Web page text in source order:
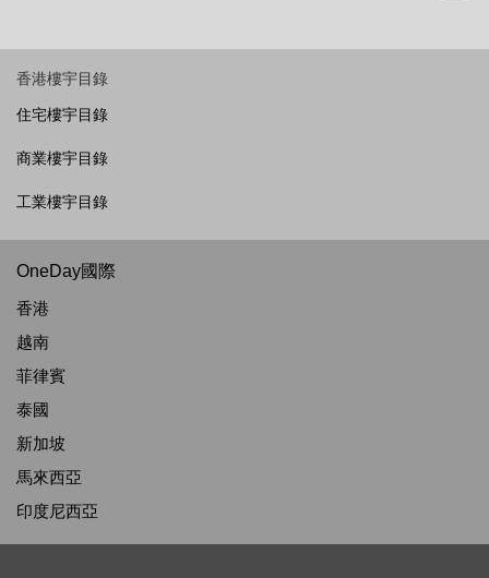
香港樓宇目錄
住宅樓宇目錄
商業樓宇目錄
工業樓宇目錄
OneDay國際
香港
越南
菲律賓
泰國
新加坡
馬來西亞
印度尼西亞